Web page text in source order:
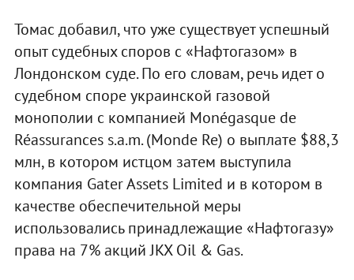
Томас добавил, что уже существует успешный
опыт судебных споров с «Нафтогазом» в
Лондонском суде. По его словам, речь идет о
судебном споре украинской газовой
монополии с компанией Monégasque de
Réassurances s.a.m. (Monde Re) о выплате $88,3
млн, в котором истцом затем выступила
компания Gater Assets Limited и в котором в
качестве обеспечительной меры
использовались принадлежащие «Нафтогазу»
права на 7% акций JKX Oil & Gas.